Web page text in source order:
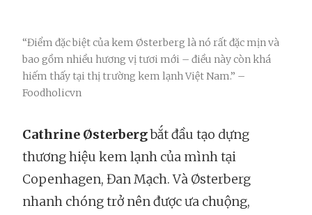
“Điểm đặc biệt của kem Østerberg là nó rất đặc mịn và
bao gồm nhiều hương vị tươi mới – điều này còn khá
hiếm thấy tại thị trường kem lạnh Việt Nam.” –
Foodholicvn
Cathrine Østerbergbắt đầu tạo dựng
thương hiệu kem lạnh của mình tại
Copenhagen, Đan Mạch. Và Østerberg
nhanh chóng trở nên được ưa chuộng,